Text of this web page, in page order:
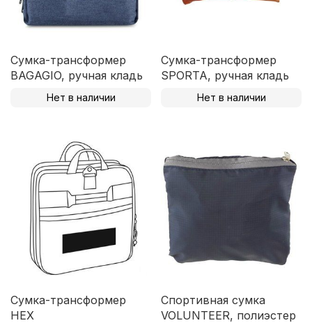
Сумка-трансформер
BAGAGIO, ручная кладь
Нет в наличии
Сумка-трансформер
SPORTA, ручная кладь
Нет в наличии
Сумка-трансформер
HEX
Спортивная сумка
VOLUNTEER, полиэстер